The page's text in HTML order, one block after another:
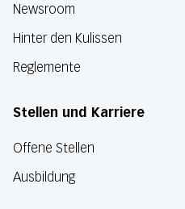
Newsroom
Hinter den Kulissen
Reglemente
Stellen und Karriere
Offene Stellen
Ausbildung